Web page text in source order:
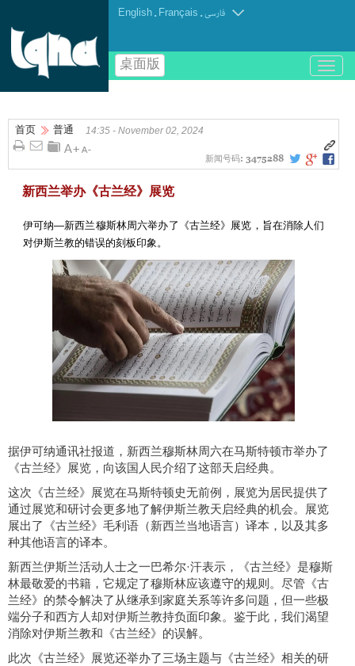
English . Français .فارسی
桌面版
باز
و
کردن
首页 普通 14:35 - November 02, 2024
新闻号码: 3475288
新西兰举办《古兰经》展览
伊可纳—新西兰穆斯林周六举办了《古兰经》展览，旨在消除人们
对伊斯兰教的错误的刻板印象。
据伊可纳通讯社报道， 新西兰穆斯林周六在马斯特顿市举办了
《古兰经》展览，向该国人民介绍了这部天启经典。
这次《古兰经》展览在马斯特顿史无前例， 展览为居民提供了
通过展览和研讨会更多地了解伊斯兰教天启经典的机会。 展览
展出了 《古兰经》毛利语（新西兰当地语言）译本，以及其多
种其他语言的译本。
新西兰伊斯兰活动人士之一巴希尔·汗表示，《古兰经》是穆斯
林最敬爱的书籍，它规定了穆斯林应该遵守的规则。尽管《古
兰经》的禁令解决了从继承到家庭关系等许多问题，但一些极
端分子和西方人却对伊斯兰教持负面印象。 鉴于此，我们渴望
消除对伊斯兰教和《古兰经》的误解。
此次《古兰经》 展览还举办了三场主题与《古兰经》相关的研